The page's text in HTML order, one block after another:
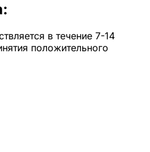
в течение 7-14
положительного